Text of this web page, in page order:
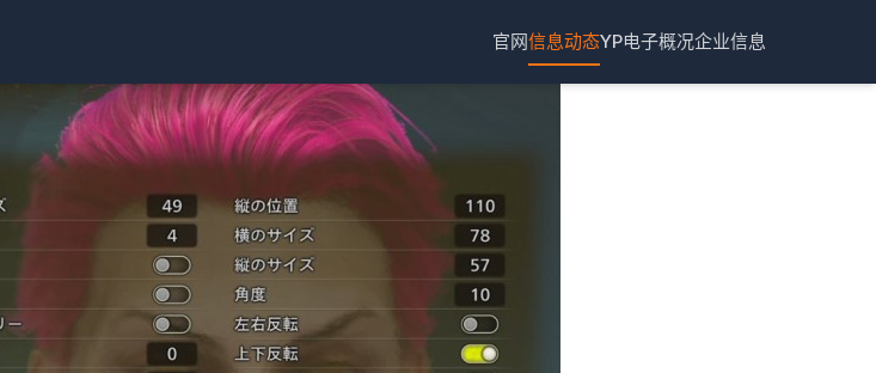
官网信息动态YP电子概况企业信息